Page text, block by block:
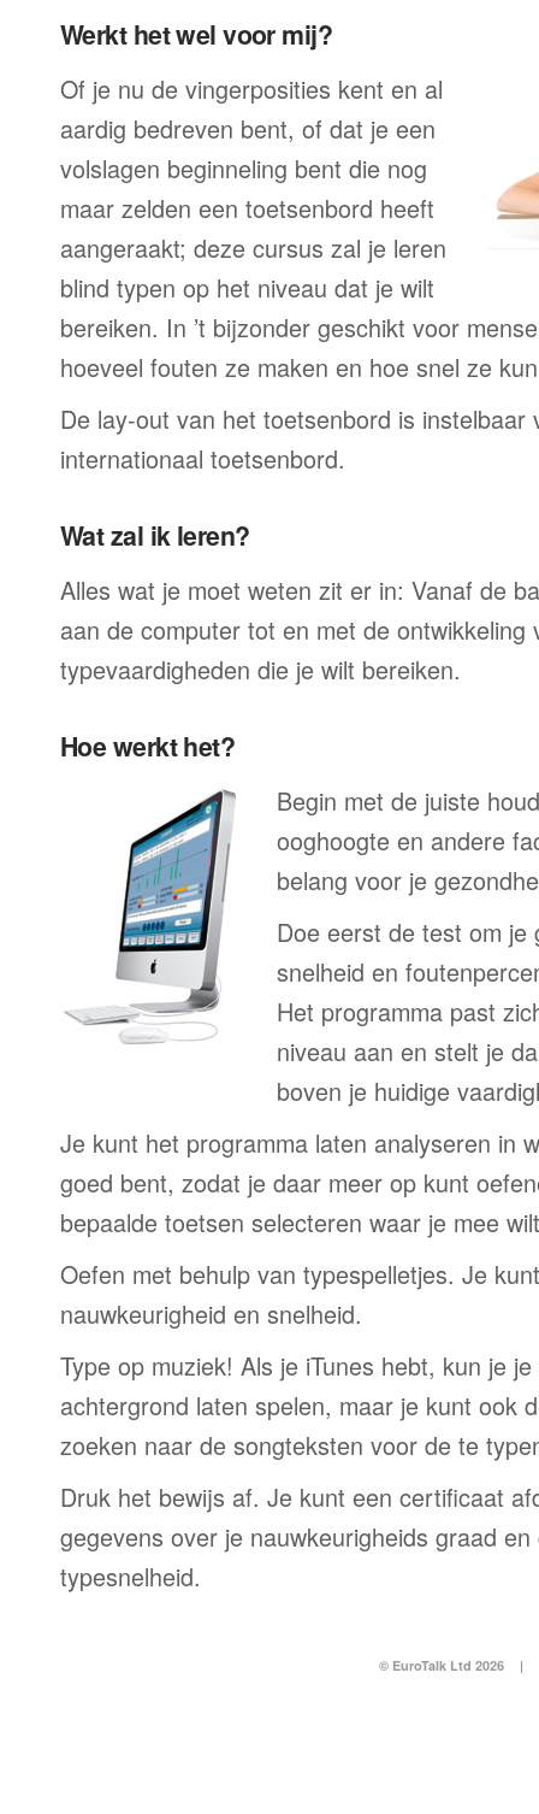
Werkt het wel voor mij?
Of je nu de vingerposities kent en al
aardig bedreven bent, of dat je een
volslagen beginneling bent die nog
maar zelden een toetsenbord heeft
aangeraakt; deze cursus zal je leren
blind typen op het niveau dat je wilt
bereiken. In ’t bijzonder geschikt voor
hoeveel fouten ze maken en hoe snel ze
De lay-out van het toetsenbord is instelbaar
internationaal toetsenbord.
Wat zal ik leren?
Alles wat je moet weten zit er in: Vanaf de
aan de computer tot en met de ontwikkeling
typevaardigheden die je wilt bereiken.
Hoe werkt het?
Begin met de juiste
ooghoogte en andere
belang voor je
Doe eerst de test om je
snelheid en
Het programma past
niveau aan en stelt je
boven je huidige
Je kunt het programma laten analyseren in
goed bent, zodat je daar meer op kunt
bepaalde toetsen selecteren waar je mee
Oefen met behulp van typespelletjes. Je
nauwkeurigheid en snelheid.
Type op muziek! Als je iTunes hebt, kun je
achtergrond laten spelen, maar je kunt ook
zoeken naar de songteksten voor de te
Druk het bewijs af. Je kunt een certificaat
gegevens over je nauwkeurigheids graad en
typesnelheid.
© EuroTalk Ltd 2026 |